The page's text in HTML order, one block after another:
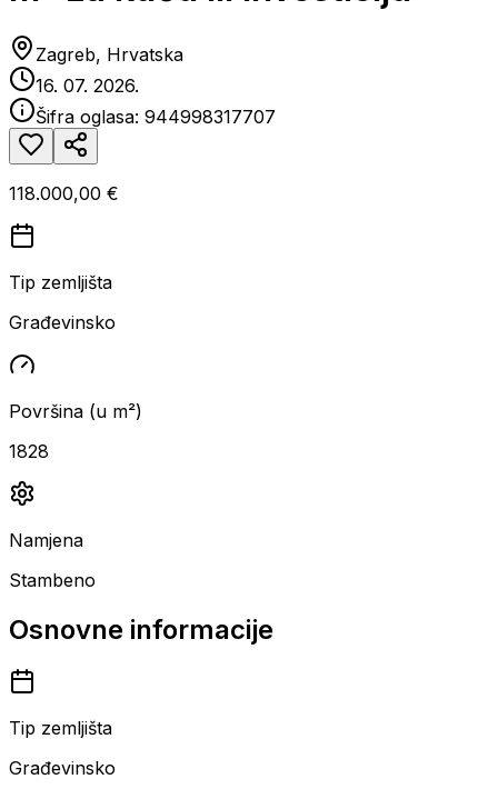
Zagreb, Hrvatska
16. 07. 2026.
Šifra oglasa: 944998317707
118.000,00 €
Tip zemljišta
Građevinsko
Površina (u m²)
1828
Namjena
Stambeno
Osnovne informacije
Tip zemljišta
Građevinsko